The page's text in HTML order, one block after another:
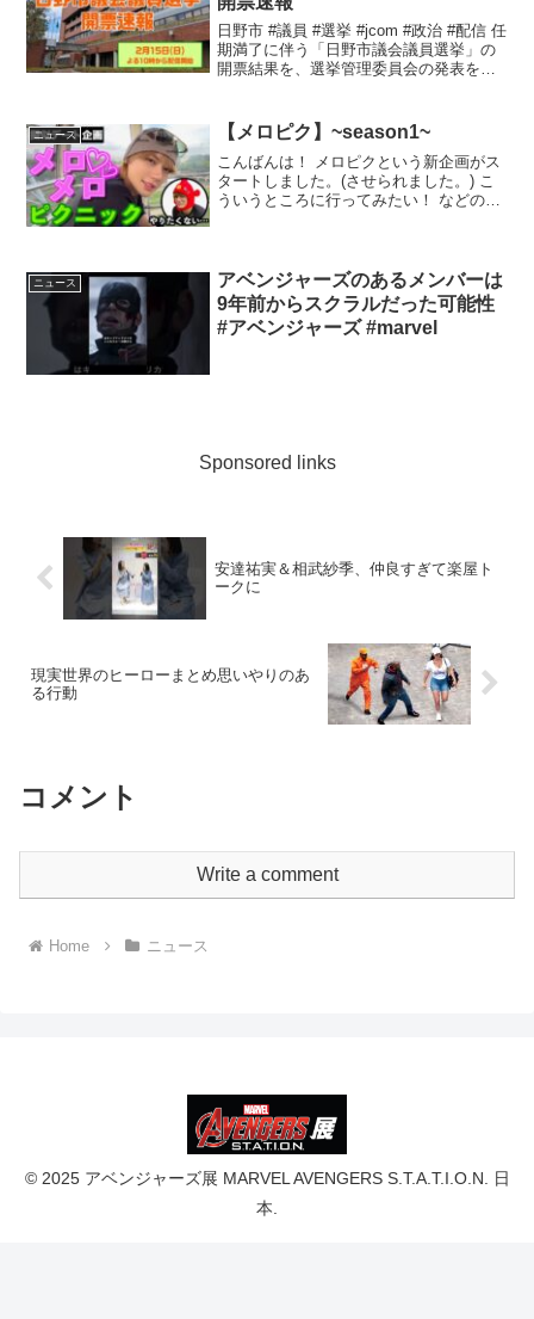
日野市 #議員 #選挙 #jcom #政治 #配信 任
期満了に伴う「日野市議会議員選挙」の
開票結果を、選挙管理委員会の発表をも
ニュース 【メロピク】~season1~
こんばんは！ メロピクという新企画がス
タートしました。(させられました。) こ
ういうところに行ってみたい！ などの意
ニュース
アベンジャーズのあるメンバーは
9年前からスクラルだった可能性
#アベンジャーズ #marvel
Sponsored links
安達祐実＆相武紗季、仲良すぎて楽屋ト
ークに
現実世界のヒーローまとめ思いやりのあ
る行動
コメント
Write a comment
Home ニュース
© 2025 アベンジャーズ展 MARVEL AVENGERS S.T.A.T.I.O.N. 日
本.